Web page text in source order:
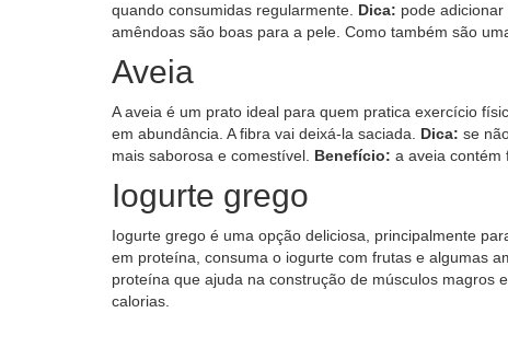
quando consumidas regularmente. Dica: pode adicionar
amêndoas são boas para a pele. Como também são
Aveia
A aveia é um prato ideal para quem pratica exercício
em abundância. A fibra vai deixá-la saciada. Dica: se
mais saborosa e comestível. Benefício: a aveia contém
Iogurte grego
Iogurte grego é uma opção deliciosa, principalmente
em proteína, consuma o iogurte com frutas e algumas
proteína que ajuda na construção de músculos magros
calorias.